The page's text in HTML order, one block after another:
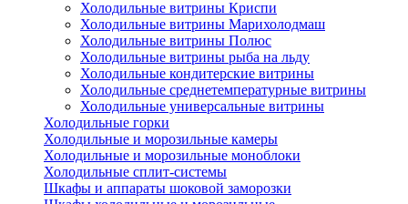
Холодильные витрины Криспи
Холодильные витрины Марихолодмаш
Холодильные витрины Полюс
Холодильные витрины рыба на льду
Холодильные кондитерские витрины
Холодильные среднетемпературные витрины
Холодильные универсальные витрины
Холодильные горки
Холодильные и морозильные камеры
Холодильные и морозильные моноблоки
Холодильные сплит-системы
Шкафы и аппараты шоковой заморозки